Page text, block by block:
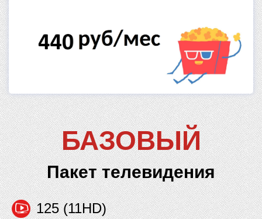
БАЗОВЫЙ
Пакет телевидения
125 (11HD)